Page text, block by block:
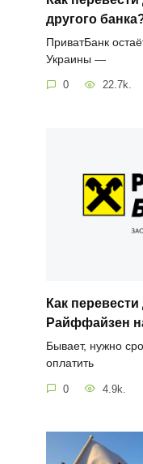
другого
ПриватБанк
Украины —
0 22.7k.
Как
Райффайзен
Бывает, нужно
оплатить
0 4.9k.